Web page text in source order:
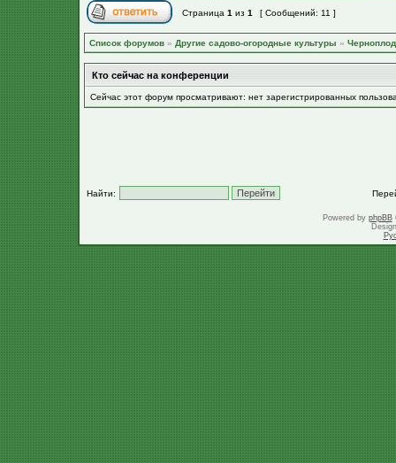
Страница 1 из 1 [ Сообщений: 11 ]
Список форумов » Другие садово-огородные культуры »
Кто сейчас на конференции
Сейчас этот форум просматривают: нет зарегистрированных
Найти:
Powered by phpBB